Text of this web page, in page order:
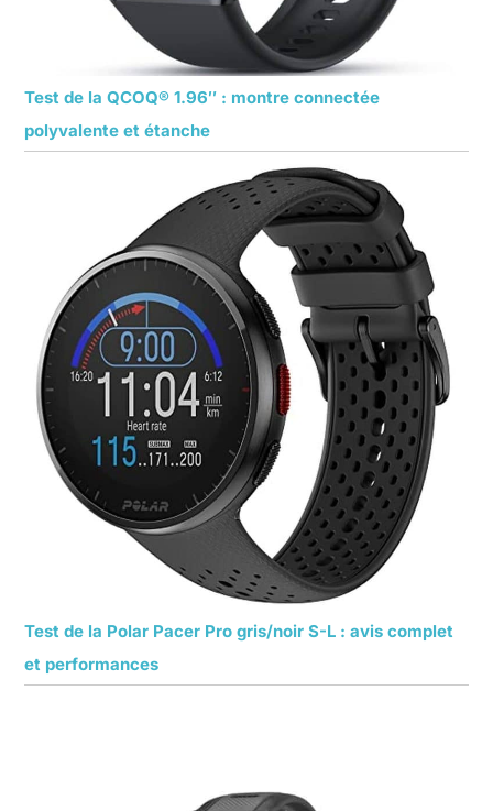
Test de la QCOQ® 1.96″ : montre connectée
polyvalente et étanche
Test de la Polar Pacer Pro gris/noir S-L : avis complet
et performances